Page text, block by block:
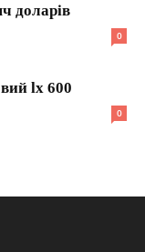
доларів
0
lx 600
0